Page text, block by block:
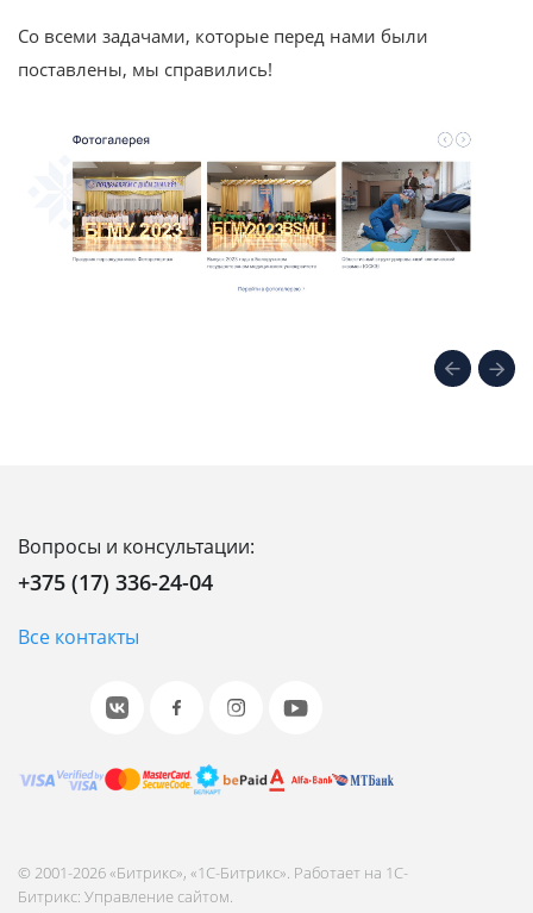
Cо всеми задачами, которые перед нами были
поставлены, мы справились!
Вопросы и консультации:
+375 (17) 336-24-04
Все контакты
© 2001-2026 «Битрикс», «1С-Битрикс». Работает на 1С-
Битрикс: Управление сайтом.